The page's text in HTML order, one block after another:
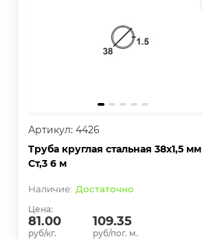
Артикул: 4426
Труба круглая стальная 38х1,5 мм
Ст,3 6 м
Достаточно
Цена:
81.00
руб/кг.
109.35
руб/пог. м.